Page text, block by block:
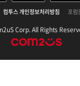
컴투스 개인정보처리방침 포럼
Corp. All Rights